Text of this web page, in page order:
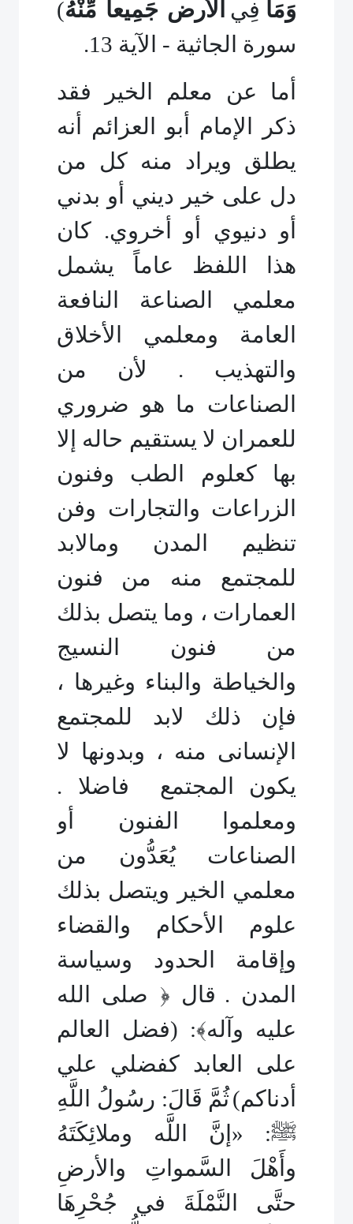
وَمَا فِي الأرض جَمِيعاً مِّنْهُ)
سورة الجاثية - الآية 13.
أما عن معلم الخير فقد
ذكر الإمام أبو العزائم أنه
يطلق ويراد منه كل من
دل على خير ديني أو بدني
أو دنيوي أو
خروي. كان
هذا اللفظ عاماً يشمل
معلمي الصناعة النافعة
العامة ومعلمي الأخلاق
والتهذيب . لأن من
الصناعات ما هو ضروري
للعمران لا يستقيم حاله إلا
بها كعلوم الطب وفنون
الزراعات والتجارات وفن
تنظيم المدن ومالابد
للمجتمع منه من فنون
العمارات ، وما يتصل بذلك
من فنون النسيج
والخياطة والبناء وغيرها ،
فإن ذلك لابد للمجتمع
الإنسانى منه ، وبدونها لا
يكون المجتمع فاضلا .
ومعلموا الفنون أو
الصناعات يعدون من
معلمي الخير ويتصل بذلك
علوم الحكام والقضاء
وإقامة الحدود وسياسة
المدن . قال ﴿ صلى الله
عليه وآله﴾: (فضل العالم
على العابد كفضلي علي
أدناكم)ثُمَّ قَالَ: رسُولُ اللَّهِ
ﷺ: «إنَّ اللَّه وملائِكَتَهُ
وأَهْلَ السَّمواتِ والأرضِ
حتَّى النَّمْلَةَ في جُحْرِهَا